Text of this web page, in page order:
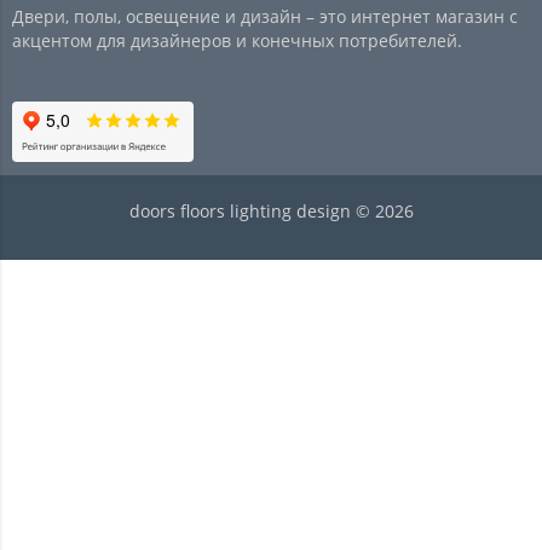
Двери, полы, освещение и дизайн – это интернет магазин с
акцентом для дизайнеров и конечных потребителей.
doors floors lighting design © 2026